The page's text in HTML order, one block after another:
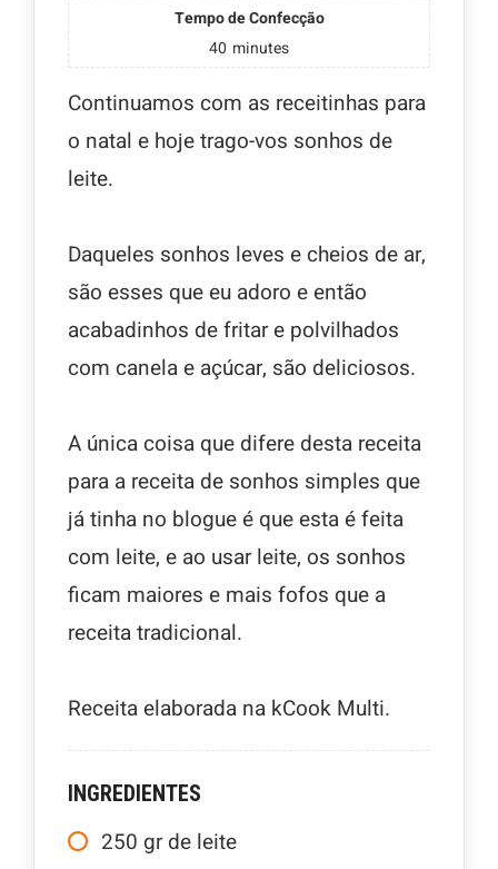
Tempo de Confecção
40 minutes
Continuamos com as receitinhas para
o natal e hoje trago-vos sonhos de
leite.
Daqueles sonhos leves e cheios de ar,
são esses que eu adoro e então
acabadinhos de fritar e polvilhados
com canela e açúcar, são deliciosos.
A única coisa que difere desta receita
para a receita de sonhos simples que
já tinha no blogue é que esta é feita
com leite, e ao usar leite, os sonhos
ficam maiores e mais fofos que a
receita tradicional.
Receita elaborada na kCook Multi.
INGREDIENTES
250 gr de leite